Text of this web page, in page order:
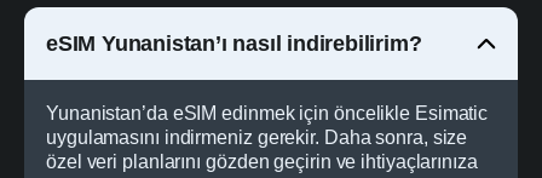
eSIM Yunanistan’ı nasıl indirebilirim?
Yunanistan’da eSIM edinmek için öncelikle Esimatic
uygulamasını indirmeniz gerekir. Daha sonra, size
özel veri planlarını gözden geçirin ve ihtiyaçlarınıza